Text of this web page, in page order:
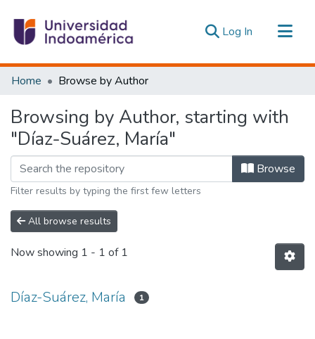
Log In (current)
Communities & Collections
Estadísticas Externas
Home Browse by Author
Browsing by Author, starting with
"Díaz-Suárez, María"
Browse
Filter results by typing the first few letters
All browse results
Now showing 1 - 1 of 1
Díaz-Suárez, María 1